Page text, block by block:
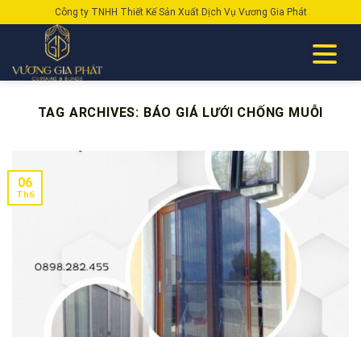
to
Công ty TNHH Thiết Kế Sản Xuất Dịch Vụ Vương Gia Phát
TAG ARCHIVES: BÁO GIÁ LƯỚI CHỐNG MUỖI
06
Th6